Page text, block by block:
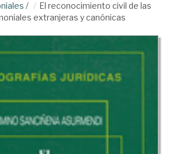
/
El reconocimiento civil de las
extranjeras y canónicas